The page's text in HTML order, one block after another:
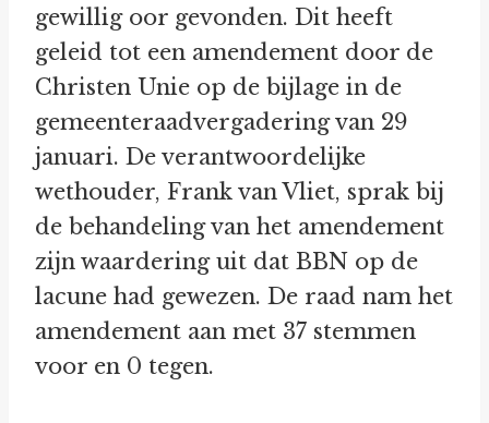
gewillig oor gevonden. Dit heeft
geleid tot een amendement door de
Christen Unie op de bijlage in de
gemeenteraadvergadering van 29
januari. De verantwoordelijke
wethouder, Frank van Vliet, sprak bij
de behandeling van het amendement
zijn waardering uit dat BBN op de
lacune had gewezen. De raad nam het
amendement aan met 37 stemmen
voor en 0 tegen.